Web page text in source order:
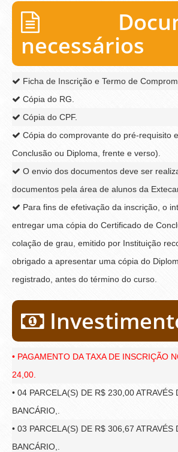
necessários
Ficha de Inscrição e Termo de
Cópia do RG.
Cópia do CPF.
Cópia do comprovante do pré-requisito
Conclusão ou Diploma, frente e verso).
O envio dos documentos deve ser
documentos pela área de alunos da
Para fins de efetivação da inscrição, o
entregar uma cópia do Certificado de
colação de grau, emitido por Instituição
obrigado a apresentar uma cópia do
registrado, antes do término do curso.
• PAGAMENTO DA TAXA DE INSCRIÇÃO
24,00.
• 04 PARCELA(S) DE R$ 230,00 ATRAVÉS
BANCÁRIO,.
• 03 PARCELA(S) DE R$ 306,67 ATRAVÉS
BANCÁRIO,.